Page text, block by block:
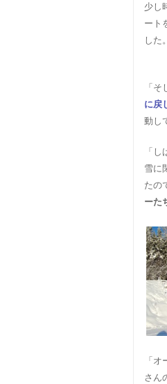
少し
ート
した
「
に戻
動し
「
雪に
たの
ーた
「
さん